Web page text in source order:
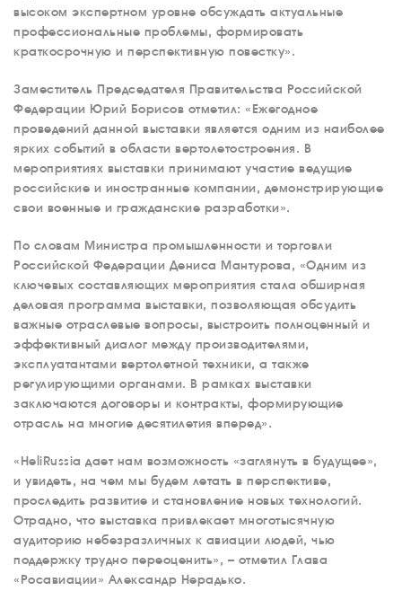
высоком экспертном уровне обсуждать актуальные
профессиональные проблемы, формировать
краткосрочную и перспективную повестку».
Заместитель Председателя Правительства Российской
Федерации Юрий Борисов отметил: «Ежегодное
проведений данной выставки является одним из наиболее
ярких событий в области вертолетостроения. В
мероприятиях выставки принимают участие ведущие
российские и иностранные компании, демонстрирующие
свои военные и гражданские разработки».
По словам Министра промышленности и торговли
Российской Федерации Дениса Мантурова, «Одним из
ключевых составляющих мероприятия стала обширная
деловая программа выставки, позволяющая обсудить
важные отраслевые вопросы, выстроить полноценный и
эффективный диалог между производителями,
эксплуатантами вертолетной техники, а также
регулирующими органами. В рамках выставки
заключаются договоры и контракты, формирующие
отрасль на многие десятилетия вперед».
«HeliRussia дает нам возможность «заглянуть в будущее»,
и увидеть, на чем мы будем летать в перспективе,
проследить развитие и становление новых технологий.
Отрадно, что выставка привлекает многотысячную
аудиторию небезразличных к авиации людей, чью
поддержку трудно переоценить», – отметил Глава
«Росавиации» Александр Нерадько.